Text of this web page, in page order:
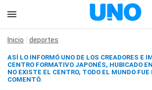
Inicio deportes
ASÍ LO INFORMÓ UNO DE LOS CREADORES E
CENTRO FORMATIVO JAPONÉS, HUBICADO
NO EXISTE EL CENTRO, TODO EL MUNDO FUE
COMENTÓ.